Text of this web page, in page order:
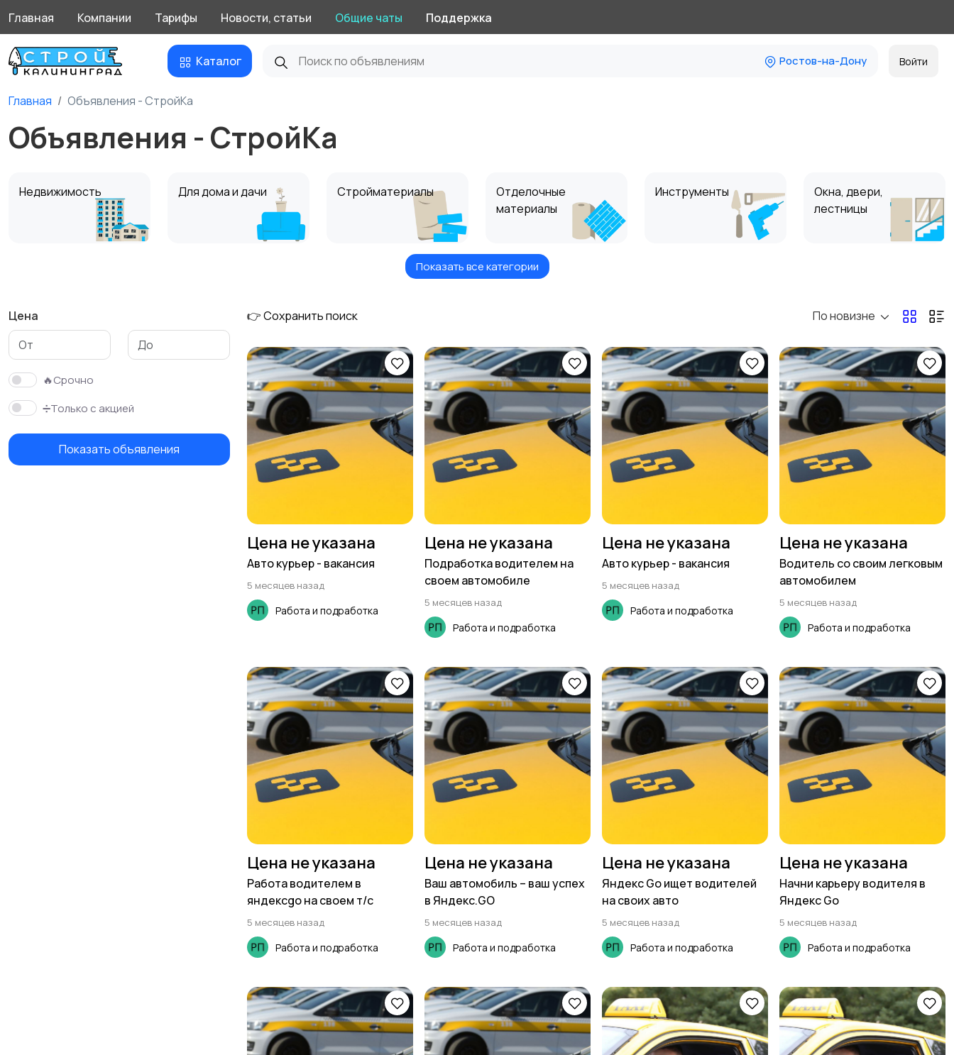
Главная Компании Тарифы Новости, статьи Общие чаты Поддержка
Каталог Ростов-на-Дону Войти
Главная Объявления - СтройКа
Объявления - СтройКа
Недвижимость Для дома и дачи Стройматериалы
Отделочные
материалы
Инструменты
Окна, двери,
лестницы
Вакансии
Показать все категории
Цена
🔥Срочно
➗Только с акцией
Показать объявления
👉 Сохранить поиск По новизне
Цена не указана
Авто курьер - вакансия
5 месяцев назад
Работа и подработка
Цена не указана
Подработка водителем на
своем автомобиле
5 месяцев назад
Работа и подработка
Цена не указана
Авто курьер - вакансия
5 месяцев назад
Работа и подработка
Цена не указана
Водитель со своим легковым
автомобилем
5 месяцев назад
Работа и подработка
Цена не указана
Работа водителем в
яндексgo на своем т/с
5 месяцев назад
Работа и подработка
Цена не указана
Ваш автомобиль – ваш успех
в Яндекс.GO
5 месяцев назад
Работа и подработка
Цена не указана
Яндекс Go ищет водителей
на своих авто
5 месяцев назад
Работа и подработка
Цена не указана
Начни карьеру водителя в
Яндекс Go
5 месяцев назад
Работа и подработка